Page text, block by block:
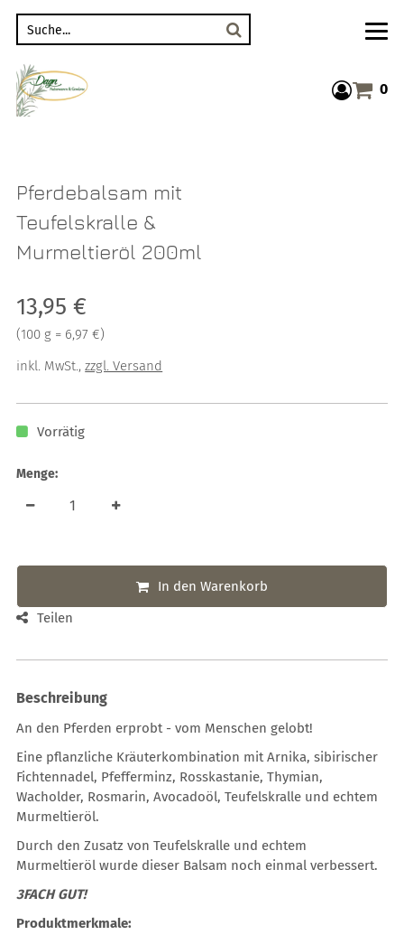
0
Pferdebalsam mit
Teufelskralle &
Murmeltieröl 200ml
Verkaufspreis: 13,95 €
13,95 €
Preis pro 100 g = 6,97 €
(100 g = 6,97 €)
inkl. MwSt.,zzgl. Versand
Vorrätig
Menge:
In den Warenkorb
Teilen
Beschreibung
An den Pferden erprobt - vom Menschen gelobt!
Eine pflanzliche Kräuterkombination mit Arnika, sibirischer
Fichtennadel, Pfefferminz, Rosskastanie, Thymian,
Wacholder, Rosmarin, Avocadoöl, Teufelskralle und echtem
Murmeltieröl.
Durch den Zusatz von Teufelskralle und echtem
Murmeltieröl wurde dieser Balsam noch einmal verbessert.
3FACH GUT!
Produktmerkmale: